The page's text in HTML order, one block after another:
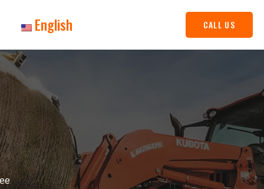
English CALL US